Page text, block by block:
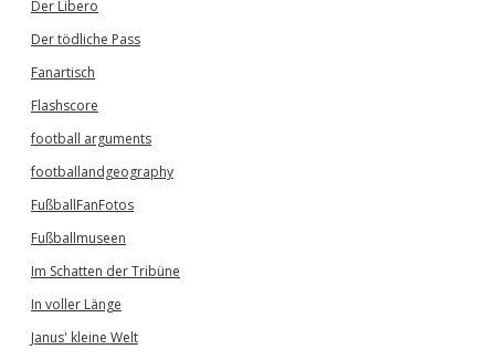
Der Libero
Der tödliche Pass
Fanartisch
Flashscore
football arguments
footballandgeography
FußballFanFotos
Fußballmuseen
Im Schatten der Tribüne
In voller Länge
Janus' kleine Welt